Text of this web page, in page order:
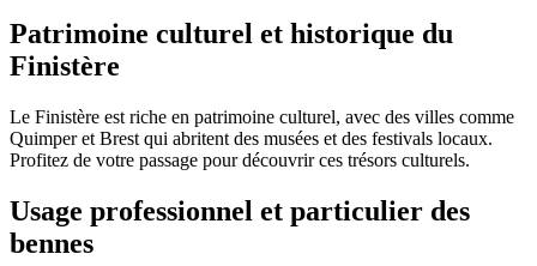
Patrimoine culturel et historique du
Finistère
Le Finistère est riche en patrimoine culturel, avec des villes comme
Quimper et Brest qui abritent des musées et des festivals locaux.
Profitez de votre passage pour découvrir ces trésors culturels.
Usage professionnel et particulier des
bennes